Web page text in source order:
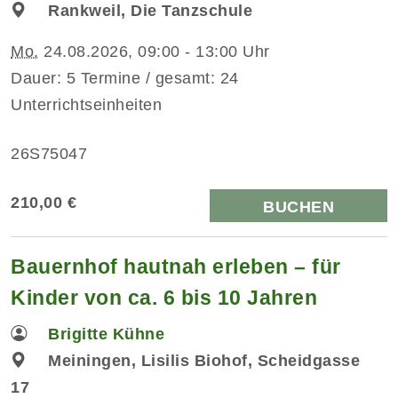
Rankweil, Die Tanzschule
Mo. 24.08.2026, 09:00 - 13:00 Uhr
Dauer: 5 Termine / gesamt: 24
Unterrichtseinheiten
26S75047
210,00 € BUCHEN
Bauernhof hautnah erleben – für
Kinder von ca. 6 bis 10 Jahren
Brigitte Kühne
Meiningen, Lisilis Biohof, Scheidgasse
17